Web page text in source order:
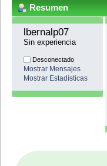
Resumen
lbernalp07
Sin experiencia
Desconectado
Mostrar Mensajes
Mostrar Estadísticas